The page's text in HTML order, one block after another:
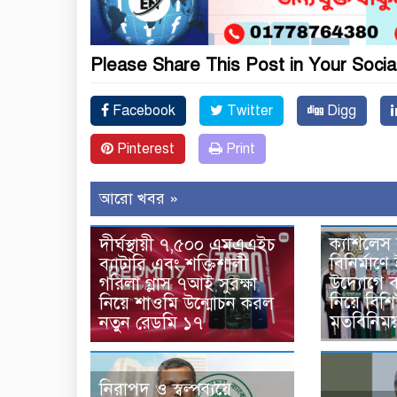
Please Share This Post in Your
Facebook Twitter Digg
Pinterest Print
আরো খবর »
দীর্ঘস্থায়ী ৭,৫০০ এমএএইচ
ব্যাটারি এবং শক্তিশালী
গরিলা গ্লাস ৭আই সুরক্ষা
নিয়ে শাওমি উন্মোচন করল
নতুন রেডমি ১৭
ক্যাশলেস
উদ্যোগে
নিয়ে
নিরাপদ ও স্বল্পব্যয়ে